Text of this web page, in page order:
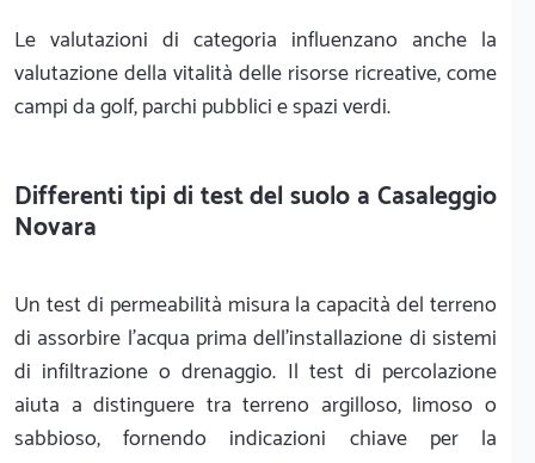
Le valutazioni di categoria influenzano anche la
valutazione della vitalità delle risorse ricreative, come
campi da golf, parchi pubblici e spazi verdi.
Differenti tipi di test del suolo a Casaleggio
Novara
Un test di permeabilità misura la capacità del terreno
di assorbire l'acqua prima dell'installazione di sistemi
di infiltrazione o drenaggio. Il test di percolazione
aiuta a distinguere tra terreno argilloso, limoso o
sabbioso, fornendo indicazioni chiave per la